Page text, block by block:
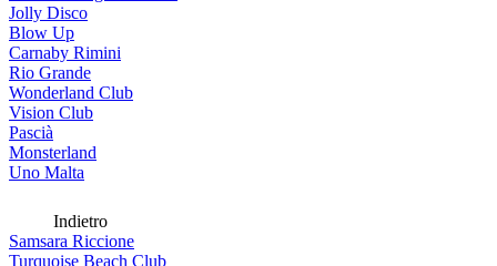
Jolly Disco
Blow Up
Carnaby Rimini
Rio Grande
Wonderland Club
Vision Club
Pascià
Monsterland
Uno Malta
Indietro
Samsara Riccione
Turquoise Beach Club